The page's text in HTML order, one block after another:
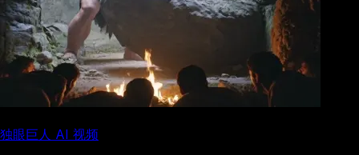
独眼巨人 AI 视频